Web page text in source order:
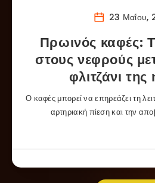
23 Μαΐου,
Πρωινός καφές:
στους νεφρούς
φλιτζάνι
Ο καφές μπορεί να επηρεάζει τη
αρτηριακή πίεση και την